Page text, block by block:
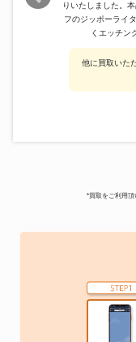
りいたしました。
フのジッポーライ
くエッチン
他に買取いた
*買取をご利用頂